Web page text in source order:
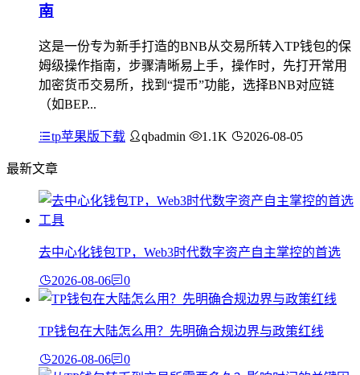
南
这是一份专为新手打造的BNB从交易所转入TP钱包的保
姆级操作指南，步骤清晰易上手，操作时，先打开常用
加密货币交易所，找到“提币”功能，选择BNB对应链
（如BEP...
tp苹果版下载 qbadmin 1.1K 2026-08-05
最新文章
去中心化钱包TP，Web3时代数字资产自主掌控的首选
2026-08-06 0
TP钱包在大陆怎么用？先明确合规边界与政策红线
2026-08-06 0